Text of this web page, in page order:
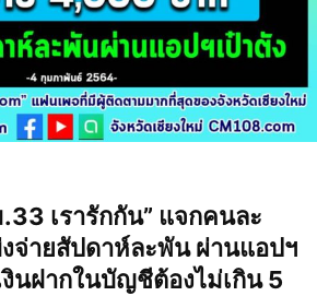
.33 เรารักกัน” แจกคนละ
จ่ายสัปดาห์ละพัน ผ่านแอปฯ
งินฝากในบัญชีต้องไม่เกิน 5